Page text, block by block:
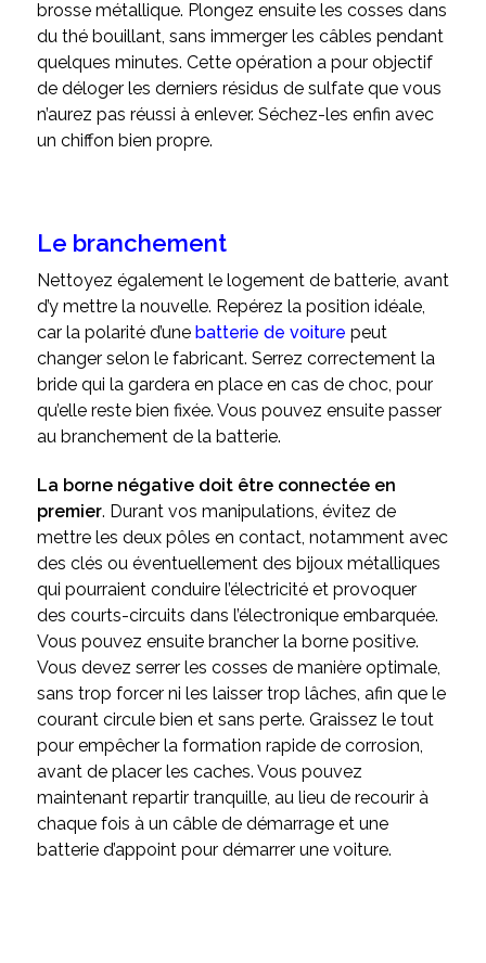
brosse métallique. Plongez ensuite les cosses dans
du thé bouillant, sans immerger les câbles pendant
quelques minutes. Cette opération a pour objectif
de déloger les derniers résidus de sulfate que vous
n’aurez pas réussi à enlever. Séchez-les enfin avec
un chiffon bien propre.
Le branchement
Nettoyez également le logement de batterie, avant
d’y mettre la nouvelle. Repérez la position idéale,
car la polarité d’une batterie de voiture peut
changer selon le fabricant. Serrez correctement la
bride qui la gardera en place en cas de choc, pour
qu’elle reste bien fixée. Vous pouvez ensuite passer
au branchement de la batterie.
La borne négative doit être connectée en
premier. Durant vos manipulations, évitez de
mettre les deux pôles en contact, notamment avec
des clés ou éventuellement des bijoux métalliques
qui pourraient conduire l’électricité et provoquer
des courts-circuits dans l’électronique embarquée.
Vous pouvez ensuite brancher la borne positive.
Vous devez serrer les cosses de manière optimale,
sans trop forcer ni les laisser trop lâches, afin que le
courant circule bien et sans perte. Graissez le tout
pour empêcher la formation rapide de corrosion,
avant de placer les caches. Vous pouvez
maintenant repartir tranquille, au lieu de recourir à
chaque fois à un câble de démarrage et une
batterie d’appoint pour démarrer une voiture.